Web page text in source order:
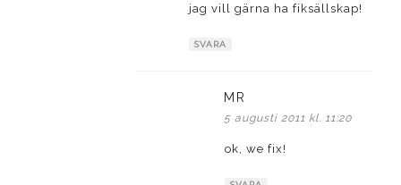
jag vill gärna ha fiksällskap!
SVARA
MR
5 augusti 2011 kl. 11:20
ok, we fix!